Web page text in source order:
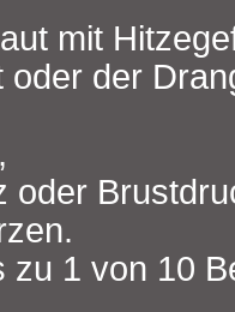
mit
oder der
oder
zu 1 von 10